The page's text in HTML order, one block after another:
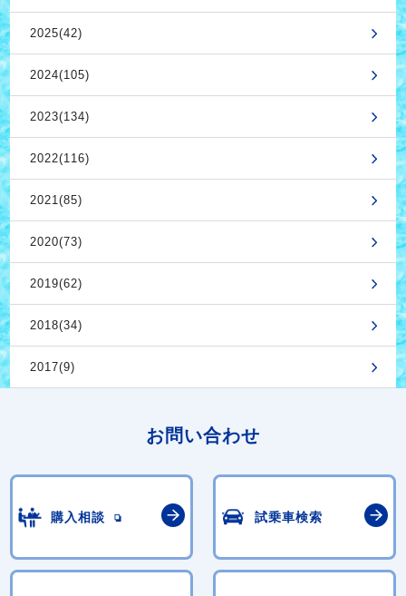
2025(42)
2024(105)
2023(134)
2022(116)
2021(85)
2020(73)
2019(62)
2018(34)
2017(9)
お問い合わせ
購入相談 試乗車検索